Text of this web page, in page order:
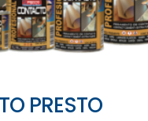
PRESTO